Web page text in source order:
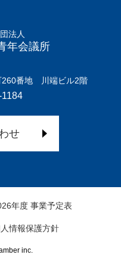
法人
年会議所
260番地 川端ビル2階
せ
inc.
年度 事業予定表
情報保護方針